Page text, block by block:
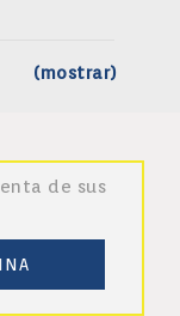
(mostrar)
de sus